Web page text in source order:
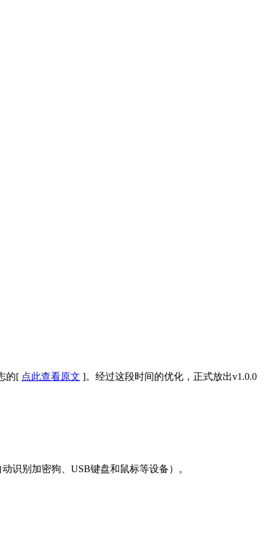
的[ 点此查看原文 ]。经过这段时间的优化，正式放出v1.0.0
识别加密狗、USB键盘和鼠标等设备）。